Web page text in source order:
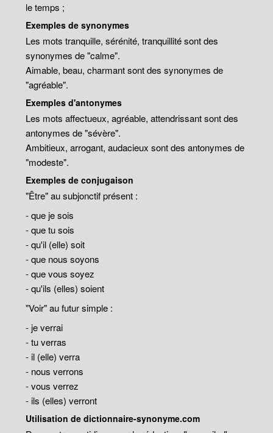
le temps ;
Exemples de synonymes
Les mots tranquille, sérénité, tranquillité sont des
synonymes de "calme".
Aimable, beau, charmant sont des synonymes de
"agréable".
Exemples d'antonymes
Les mots affectueux, agréable, attendrissant sont des
antonymes de "sévère".
Ambitieux, arrogant, audacieux sont des antonymes de
"modeste".
Exemples de conjugaison
"Être" au subjonctif présent :
- que je sois
- que tu sois
- qu'il (elle) soit
- que nous soyons
- que vous soyez
- qu'ils (elles) soient
"Voir" au futur simple :
- je verrai
- tu verras
- il (elle) verra
- nous verrons
- vous verrez
- ils (elles) verront
Utilisation de dictionnaire-synonyme.com